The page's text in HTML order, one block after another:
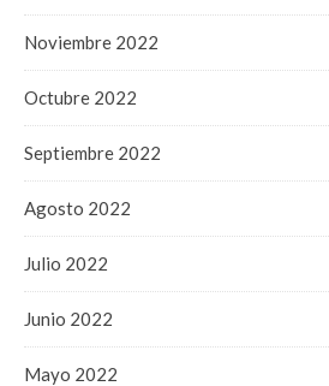
Noviembre 2022
Octubre 2022
Septiembre 2022
Agosto 2022
Julio 2022
Junio 2022
Mayo 2022